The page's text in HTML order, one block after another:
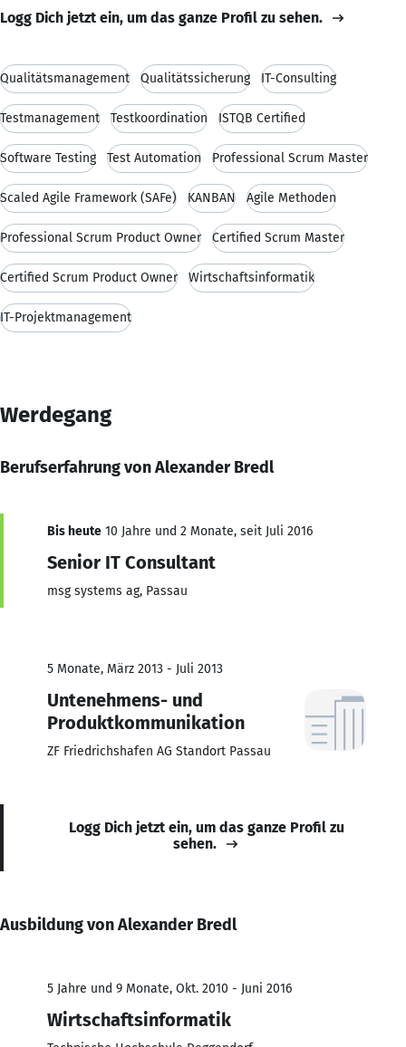
Logg Dich jetzt ein, um das ganze Profil zu sehen.
Qualitätsmanagement Qualitätssicherung IT-Consulting
Testmanagement Testkoordination ISTQB Certified
Software Testing Test Automation Professional Scrum Master
Scaled Agile Framework (SAFe) KANBAN Agile Methoden
Professional Scrum Product Owner Certified Scrum Master
Certified Scrum Product Owner Wirtschaftsinformatik
IT-Projektmanagement
Werdegang
Berufserfahrung von Alexander Bredl
Bis heute 10 Jahre und 2 Monate, seit Juli 2016
Senior IT Consultant
msg systems ag, Passau
5 Monate, März 2013 - Juli 2013
Untenehmens- und
Produktkommunikation
ZF Friedrichshafen AG Standort Passau
Logg Dich jetzt ein, um das ganze Profil zu
sehen.
Ausbildung von Alexander Bredl
5 Jahre und 9 Monate, Okt. 2010 - Juni 2016
Wirtschaftsinformatik